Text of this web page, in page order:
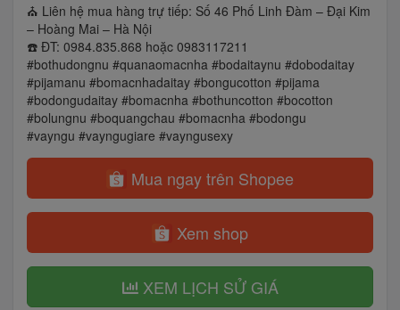
⛪️ Liên hệ mua hàng trự tiếp: Số 46 Phố Linh Đàm – Đại Kim
– Hoàng Mai – Hà Nội
☎️ ĐT: 0984.835.868 hoặc 0983117211
#bothudongnu #quanaomacnha #bodaitaynu #dobodaitay
#pijamanu #bomacnhadaitay #bongucotton #pijama
#bodongudaitay #bomacnha #bothuncotton #bocotton
#bolungnu #boquangchau #bomacnha #bodongu
#vayngu #vayngugiare #vayngusexy
Mua ngay trên Shopee
Xem shop
XEM LỊCH SỬ GIÁ